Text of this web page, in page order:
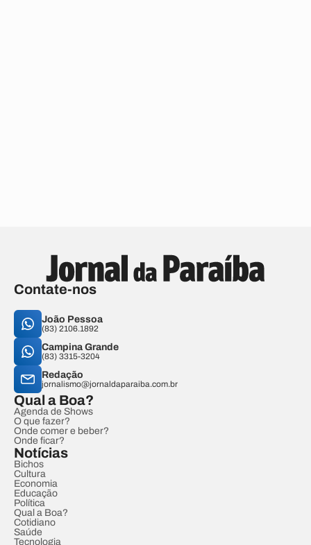
Contate-nos
João Pessoa
(83) 2106.1892
Campina Grande
(83) 3315-3204
Redação
jornalismo@jornaldaparaiba.com.br
Qual a Boa?
Agenda de Shows
O que fazer?
Onde comer e beber?
Onde ficar?
Notícias
Bichos
Cultura
Economia
Educação
Política
Qual a Boa?
Cotidiano
Saúde
Tecnologia